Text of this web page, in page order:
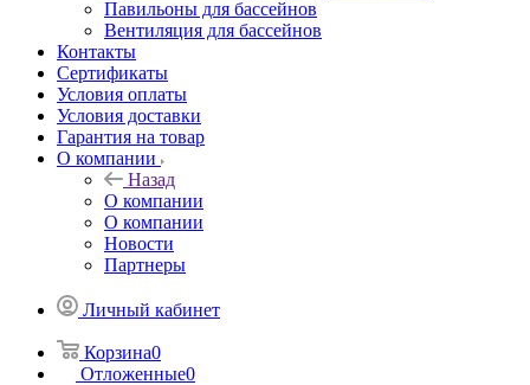
Павильоны для бассейнов
Вентиляция для бассейнов
Контакты
Сертификаты
Условия оплаты
Условия доставки
Гарантия на товар
О компании
Назад
О компании
О компании
Новости
Партнеры
Личный кабинет
Корзина0
Отложенные0